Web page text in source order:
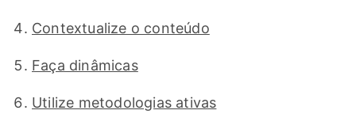
Contextualize o conteúdo
Faça dinâmicas
Utilize metodologias ativas